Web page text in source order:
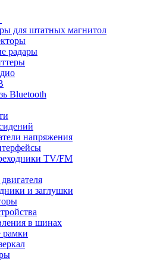
для штатных магнитол
радары
Bluetooth
напряжения
TV/FM
и заглушки
в шинах
рамки